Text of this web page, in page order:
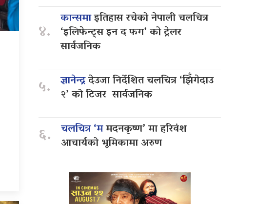
४.
कान्समाइतिहास रचेको नेपाली चलचित्र
‘इलिफेन्ट्स इन द फग’ को ट्रेलर
सार्वजनिक
५. ज्ञानेन्द्रदेउजा निर्देशित चलचित्र ‘झिँगेदाउ
२’ को टिजर सार्वजनिक
६. चलचित्र ‘ममदनकृष्ण’ मा हरिवंश
आचार्यको भूमिकामा अरुण